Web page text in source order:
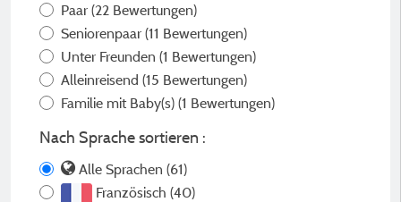
Paar (22 Bewertungen)
Seniorenpaar (11 Bewertungen)
Unter Freunden (1 Bewertungen)
Alleinreisend (15 Bewertungen)
Familie mit Baby(s) (1 Bewertungen)
Nach Sprache sortieren :
Alle Sprachen (61)
Französisch (40)